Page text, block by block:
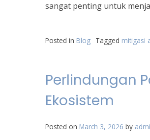
sangat penting untuk
Posted in Blog Tagged mitigasi
Perlindungan
Ekosistem
Posted on March 3, 2026 by